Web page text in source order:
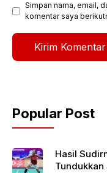
Simpan nama, email,
komentar saya
Popular Post
Hasil